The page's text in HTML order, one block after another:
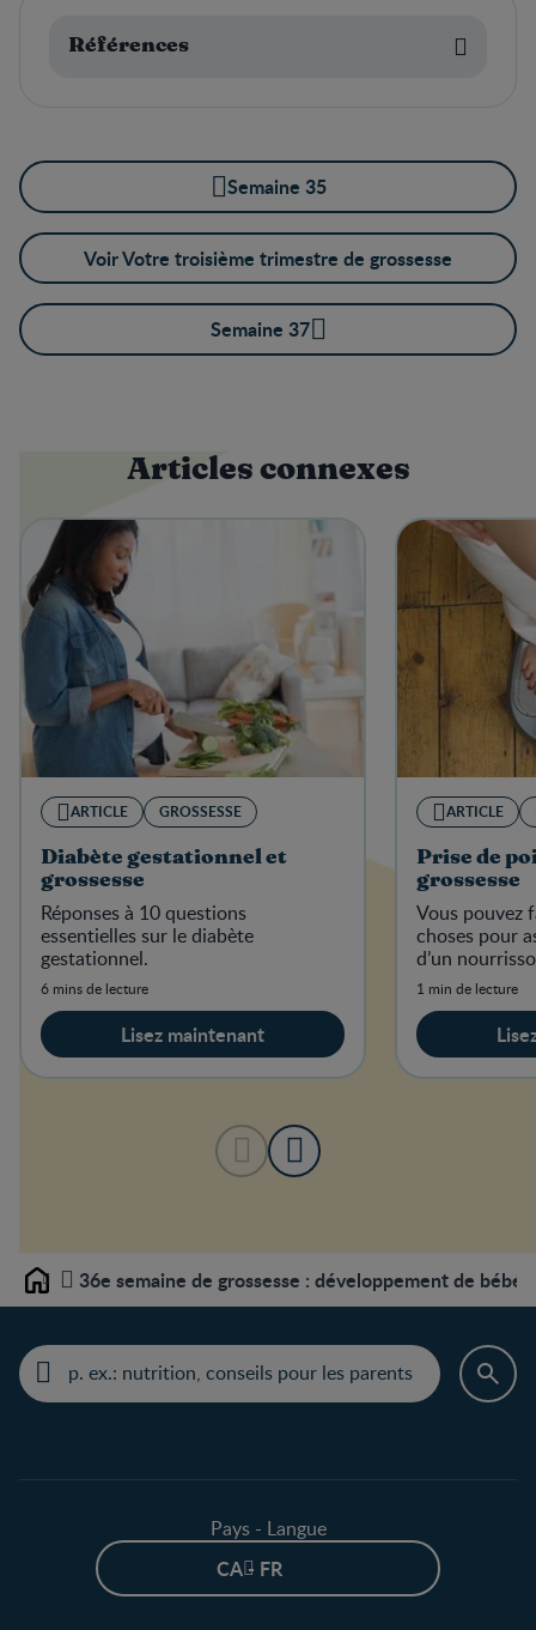
Références
Semaine 35
Voir Votre troisième trimestre de grossesse
Semaine 37
Articles connexes
ARTICLE GROSSESSE
Diabète gestationnel et
grossesse
Réponses à 10 questions
essentielles sur le diabète
gestationnel.
6 mins de lecture
Lisez maintenant
ARTICLE
Prise de
grossesse
Vous pouvez
choses pour
d’un
1 min de lecture
Home 36e semaine de grossesse : développement de bébé
Pays - Langue
CA - FR